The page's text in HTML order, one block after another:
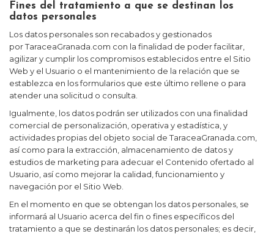
Fines del tratamiento a que se destinan los
datos personales
Los datos personales son recabados y gestionados
porTaraceaGranada.com con la finalidad de poder facilitar,
agilizar y cumplir los compromisos establecidos entre el Sitio
Web y el Usuario o el mantenimiento de la relación que se
establezca en los formularios que este último rellene o para
atender una solicitud o consulta.
Igualmente, los datos podrán ser utilizados con una finalidad
comercial de personalización, operativa y estadística, y
actividades propias del objeto social deTaraceaGranada.com
así como para la extracción, almacenamiento de datos y
estudios de marketing para adecuar el Contenido ofertado al
Usuario, así como mejorar la calidad, funcionamiento y
navegación por el Sitio Web.
En el momento en que se obtengan los datos personales, se
informará al Usuario acerca del fin o fines específicos del
tratamiento a que se destinarán los datos personales; es decir,